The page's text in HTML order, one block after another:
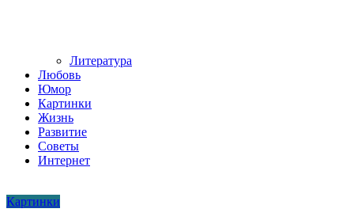
Литература
Любовь
Юмор
Картинки
Жизнь
Развитие
Советы
Интернет
Картинки